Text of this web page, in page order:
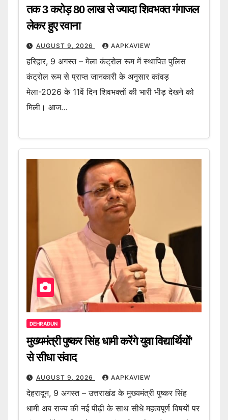
तक 3 करोड़ 80 लाख से ज्यादा शिवभक्त गंगाजल
लेकर हुए रवाना
AUGUST 9, 2026 AAPKAVIEW
हरिद्वार, 9 अगस्त – मेला कंट्रोल रूम में स्थापित पुलिस
कंट्रोल रूम से प्राप्त जानकारी के अनुसार कांवड़
मेला-2026 के 11वें दिन शिवभक्तों की भारी भीड़ देखने को
मिली। आज…
DEHRADUN
मुख्यमंत्री पुष्कर सिंह धामी करेंगे युवा विद्यार्थियों’
से सीधा संवाद
AUGUST 9, 2026 AAPKAVIEW
देहरादून, 9 अगस्त – उत्तराखंड के मुख्यमंत्री पुष्कर सिंह
धामी अब राज्य की नई पीढ़ी के साथ सीधे महत्वपूर्ण विषयों पर